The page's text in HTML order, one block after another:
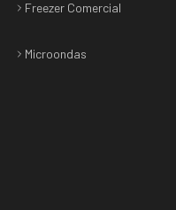
Freezer Comercial
Microondas